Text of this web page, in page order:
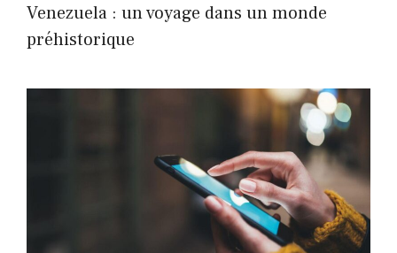
Venezuela : un voyage dans un monde
préhistorique